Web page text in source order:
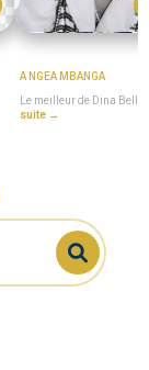
A NGEA MBANGA
Le meilleur de Dina Bell
suite →